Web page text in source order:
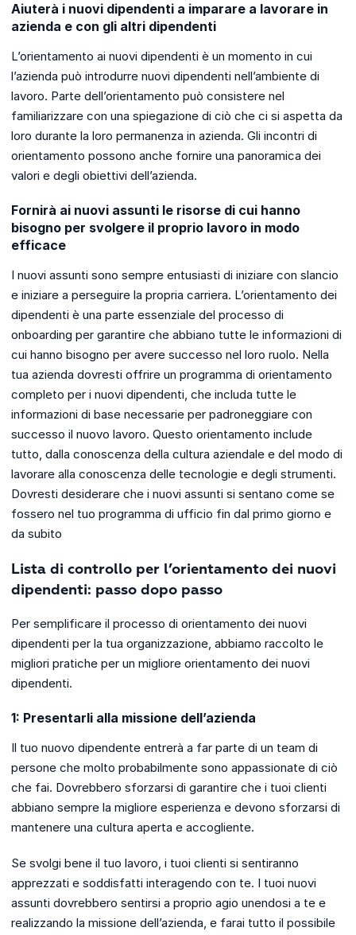
Aiuterà i nuovi dipendenti a imparare a lavorare in
azienda e con gli altri dipendenti
L’orientamento ai nuovi dipendenti è un momento in cui
l’azienda può introdurre nuovi dipendenti nell’ambiente di
lavoro. Parte dell’orientamento può consistere nel
familiarizzare con una spiegazione di ciò che ci si aspetta da
loro durante la loro permanenza in azienda. Gli incontri di
orientamento possono anche fornire una panoramica dei
valori e degli obiettivi dell’azienda.
Fornirà ai nuovi assunti le risorse di cui hanno
bisogno per svolgere il proprio lavoro in modo
efficace
I nuovi assunti sono sempre entusiasti di iniziare con slancio
e iniziare a perseguire la propria carriera. L’orientamento dei
dipendenti è una parte essenziale del processo di
onboarding per garantire che abbiano tutte le informazioni di
cui hanno bisogno per avere successo nel loro ruolo. Nella
tua azienda dovresti offrire un programma di orientamento
completo per i nuovi dipendenti, che includa tutte le
informazioni di base necessarie per padroneggiare con
successo il nuovo lavoro. Questo orientamento include
tutto, dalla conoscenza della cultura aziendale e del modo di
lavorare alla conoscenza delle tecnologie e degli strumenti.
Dovresti desiderare che i nuovi assunti si sentano come se
fossero nel tuo programma di ufficio fin dal primo giorno e
da subito
Lista di controllo per l’orientamento dei nuovi
dipendenti: passo dopo passo
Per semplificare il processo di orientamento dei nuovi
dipendenti per la tua organizzazione, abbiamo raccolto le
migliori pratiche per un migliore orientamento dei nuovi
dipendenti.
1: Presentarli alla missione dell’azienda
Il tuo nuovo dipendente entrerà a far parte di un team di
persone che molto probabilmente sono appassionate di ciò
che fai. Dovrebbero sforzarsi di garantire che i tuoi clienti
abbiano sempre la migliore esperienza e devono sforzarsi di
mantenere una cultura aperta e accogliente.
Se svolgi bene il tuo lavoro, i tuoi clienti si sentiranno
apprezzati e soddisfatti interagendo con te. I tuoi nuovi
assunti dovrebbero sentirsi a proprio agio unendosi a te e
realizzando la missione dell’azienda, e farai tutto il possibile